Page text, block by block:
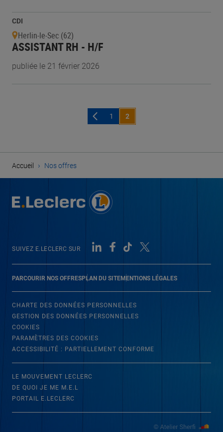
CDI
Herlin-le-Sec (62)
ASSISTANT RH - H/F
publiée le 21 février 2026
1 2
Accueil › Nos offres
PARCOURIR NOS OFFRESPLAN DU SITEMENTIONS LÉGALES
SUIVEZ E.LECLERC SUR
CHARTE DES DONNÉES PERSONNELLES
GESTION DES DONNÉES PERSONNELLES
COOKIES
PARAMÈTRES DES COOKIES
ACCESSIBILITÉ : PARTIELLEMENT CONFORME
LE MOUVEMENT LECLERC
DE QUOI JE ME M.E.L
PORTAIL E.LECLERC